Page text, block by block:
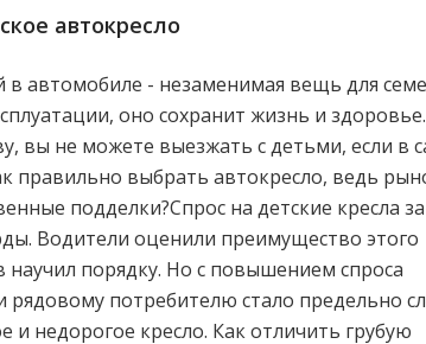
автокресло
в автомобиле - незаменимая вещь для
оно сохранит жизнь и
вы не можете выезжать с детьми, если в
правильно выбрать автокресло, ведь
подделки?Спрос на детские кресла за
Водители оценили преимущество этого
научил порядку. Но с повышением спроса
рядовому потребителю стало предельно
и недорогое кресло. Как отличить грубую